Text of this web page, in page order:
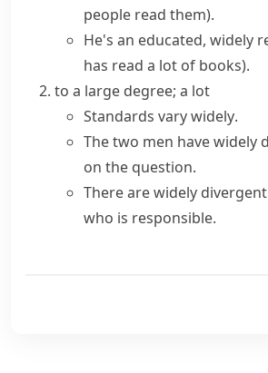
people read them).
He's an educated, widely
has read a lot of books).
to a large degree; a lot
Standards vary widely.
The two men have widely
on the question.
There are widely
who is responsible.